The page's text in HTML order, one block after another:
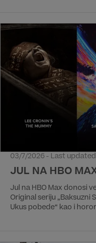
03/7/2026 - Last updated
JUL NA HBO
Jul na HBO Max donosi
Original seriju „Baksuzni
Ukus pobede“ kao i